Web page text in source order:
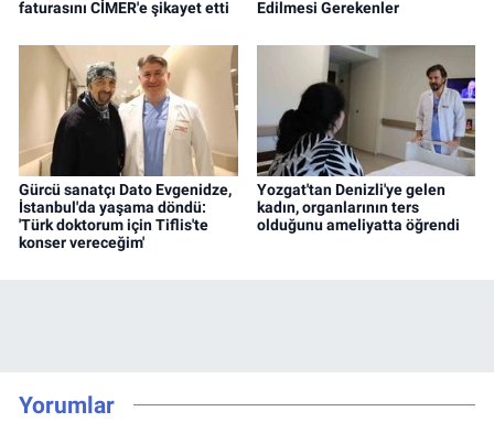
faturasını CİMER'e şikayet etti
Edilmesi Gerekenler
Gürcü sanatçı Dato Evgenidze,
İstanbul'da yaşama döndü:
'Türk doktorum için Tiflis'te
konser vereceğim'
Yozgat'tan Denizli'ye gelen
kadın, organlarının ters
olduğunu ameliyatta öğrendi
Yorumlar